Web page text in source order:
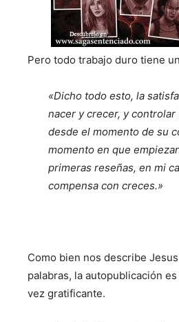
Pero todo trabajo duro tiene
«Dicho todo esto, la
nacer y crecer, y
desde el momento de su
momento en que
primeras reseñas, en mi
compensa con creces.»
Como bien nos describe
palabras, la autopublicación
vez gratificante.